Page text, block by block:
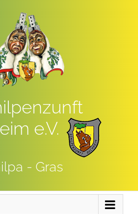
e.V.
- Gras